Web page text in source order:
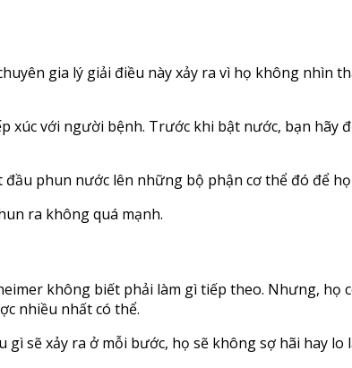
gia lý giải điều này xảy ra vì họ không nhìn
với người bệnh. Trước khi bật nước, bạn hãy
phun nước lên những bộ phận cơ thể đó để
ra không quá mạnh.
không biết phải làm gì tiếp theo. Nhưng, họ
nhiều nhất có thể.
sẽ xảy ra ở mỗi bước, họ sẽ không sợ hãi hay lo